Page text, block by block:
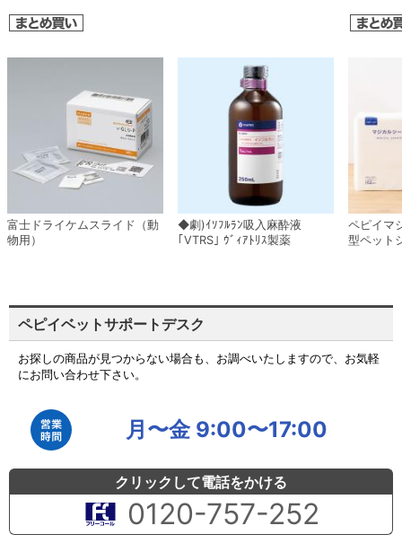
富士ドライケムスライド（動
物用）
◆劇)ｲｿﾌﾙﾗﾝ吸入麻酔液
｢VTRS｣ ｳﾞｨｱﾄﾘｽ製薬
ペピイマ
型ペット
ペピイベットサポートデスク
お探しの商品が見つからない場合も、お調べいたしますので、お気軽
にお問い合わせ下さい。
月〜金 9:00〜17:00
クリックして電話をかける
0120-757-252